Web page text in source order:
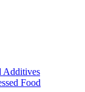
Additives
Food